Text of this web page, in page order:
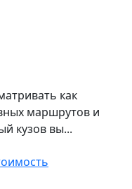
как
маршрутов и
кузов вы...